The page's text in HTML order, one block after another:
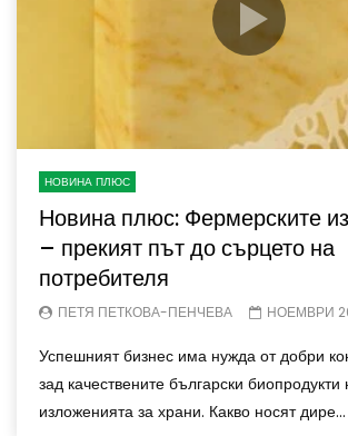
НОВИНА ПЛЮС
Новина плюс: Фермерските
– прекият път до сърцето на
потребителя
ПЕТЯ ПЕТКОВА-ПЕНЧЕВА НОЕМВРИ
Успешният бизнес има нужда от добри
зад качествените български биопродукти
изложенията за храни. Какво носят дире...